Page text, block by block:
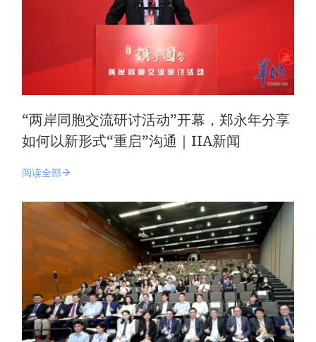
“两岸同胞交流研讨活动”开幕，郑永年分享
如何以新形式“重启”沟通｜IIA新闻
阅读全部